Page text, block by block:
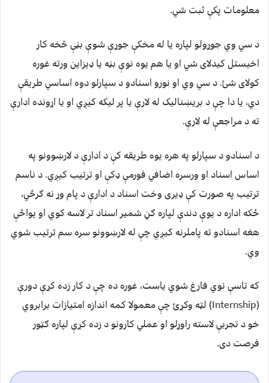
معلومات پکې ثبت شي.
د سي وي جوړولو لپاره یا له مخکې جوړې شوې بڼې څخه کار
اخیستل کیدلای شي او یا هم یوه نوې بڼه یا ډیزاین ورته غوره
کولای شئ. د سي وي او نورو اسنادو د سپارلو دوه اساسي طریقې
دي، یا دا چې د بریښنالیک له لارې یا پر لیکه کیږي او یا اړونده ادارې
ته د مراجعې له لارې.
د اسنادو د سپارلو په هره یوه طریقه کې د ادارې د لارښوونو په
اساس اسناد او ورسره اضافي فورمې ډکې او ترتیب کیږي. د ناسم
ترتیب په صورت کې ډیری وخت اسناد د ادارې د پام وړ نه ګرځي،
ځکه اداره د یوې دندې لپاره ګڼ شمیر اسناد تر لاسه کوي او یواځې
هغه اسنادو ته پاملرنه کیږي چې له لارښوونو سره سم ترتیب شوي
وي.
که تاسې نوي فارغ شوي یاست، غوره ده چې د کار زده کړې دورې
(Internship) لټه وکړئ چې معمولا کمه اندازه امتیازات برابروي
خو د تجربې لاسته راوړلو او عملي کارونو د زده کړې لپاره ګټور
فرصت دی.